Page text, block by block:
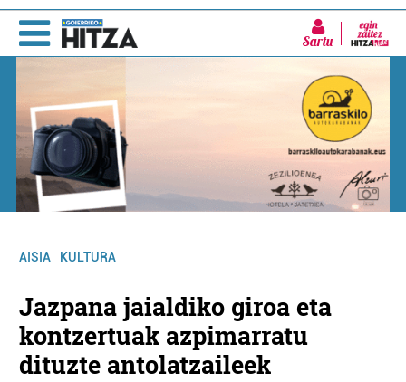
Sartu
AISIA KULTURA
Jazpana jaialdiko giroa eta
kontzertuak azpimarratu
dituzte antolatzaileek